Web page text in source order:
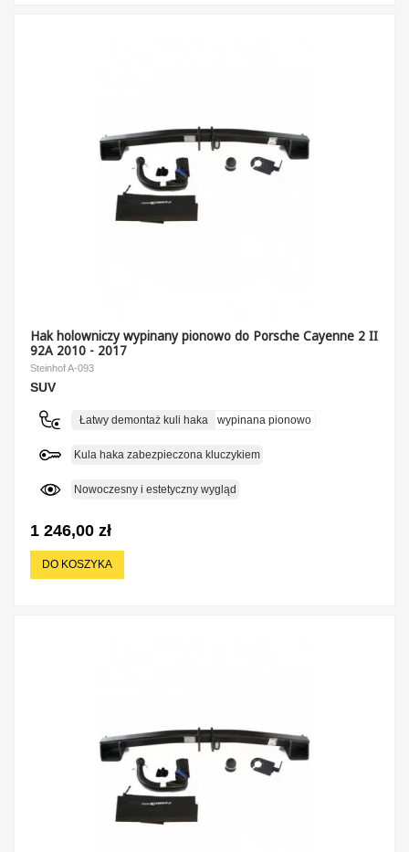
Hak holowniczy wypinany pionowo do Porsche Cayenne 2 II
92A 2010 - 2017
Steinhof A-093
SUV
Łatwy demontaż kuli haka wypinana pionowo
Kula haka zabezpieczona kluczykiem
Nowoczesny i estetyczny wygląd
1 246,00 zł
DO KOSZYKA